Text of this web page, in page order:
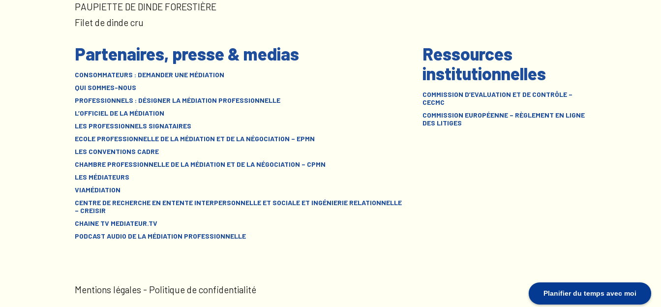
Planifier du temps avec moi
PAUPIETTE DE DINDE FORESTIÈRE
Filet de dinde cru
Partenaires, presse & medias
CONSOMMATEURS : DEMANDER UNE MÉDIATION
QUI SOMMES-NOUS
PROFESSIONNELS : DÉSIGNER LA MÉDIATION PROFESSIONNELLE
L’OFFICIEL DE LA MÉDIATION
LES PROFESSIONNELS SIGNATAIRES
ECOLE PROFESSIONNELLE DE LA MÉDIATION ET DE LA NÉGOCIATION – EPMN
LES CONVENTIONS CADRE
CHAMBRE PROFESSIONNELLE DE LA MÉDIATION ET DE LA NÉGOCIATION – CPMN
LES MÉDIATEURS
VIAMÉDIATION
CENTRE DE RECHERCHE EN ENTENTE INTERPERSONNELLE ET SOCIALE ET INGÉNIERIE RELATIONNELLE
– CREISIR
CHAINE TV MEDIATEUR.TV
PODCAST AUDIO DE LA MÉDIATION PROFESSIONNELLE
Ressources
institutionnelles
COMMISSION D’EVALUATION ET DE CONTRÔLE –
CECMC
COMMISSION EUROPÉENNE – RÈGLEMENT EN LIGNE
DES LITIGES
Mentions légales - Politique de confidentialité